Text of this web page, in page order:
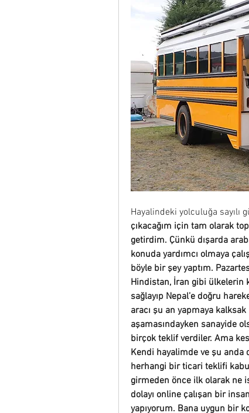
Hayalindeki yolculuğa sayılı
çıkacağım için tam olarak
getirdim. Çünkü dışarda
konuda yardımcı olmaya
böyle bir şey yaptım.
Hindistan, İran gibi ülkelerin
sağlayıp Nepal’e doğru
aracı şu an yapmaya kalksak
aşamasındayken sanayide
birçok teklif verdiler. Ama
Kendi hayalimde ve şu anda
herhangi bir ticari teklifi
girmeden önce ilk olarak ne
dolayı online çalışan bir
yapıyorum. Bana uygun bir